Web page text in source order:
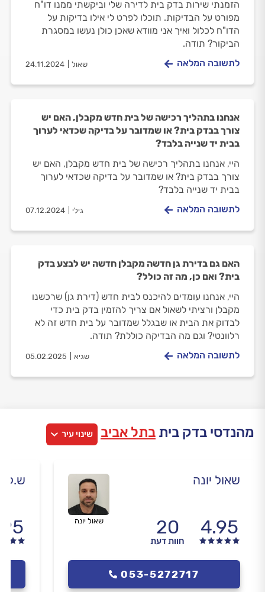
הזמנתי שירות בדק בית לדירה שלי וביקשתי ממנו דו"ח
מפורט על הבדיקות. תוכלו לפרט לי אילו בדיקות על
הדו"ח לכלול ואיך אני מוודא שאכן כולן נעשו במסגרת
הביקור? תודה.
שאול 24.11.2024 לתשובה המלאה
אנחנו בתהליך רכישה של בית חדש מקבלן, האם יש
צורך בבדק בית? או שמדובר על בדיקה שכדאי לערוך
בבית יד שנייה בלבד?
היי, אנחנו בתהליך רכישה של בית חדש מקבלן, האם יש
צורך בבדק בית? או שמדובר על בדיקה שכדאי לערוך
בבית יד שנייה בלבד?
גילי 07.12.2024 לתשובה המלאה
האם גם בדירת גן חדשה מקבלן חדשה יש לבצע בדק
בית? ואם כן, מה זה כולל?
היי, אנחנו עומדים להיכנס לבית חדש (דירת גן) שרכשנו
מקבלן ורציתי לשאול אם צריך להזמין בדק בית כדי
לבדוק את הבית או שבגלל שמדובר על בית חדש זה לא
רלוונטי? וגם מה הבדיקה כוללת? תודה.
שגיא 05.02.2025 לתשובה המלאה
מהנדסי בדק בית בתל אביב שינוי עיר
שאול יונה
4.95
20
חוות דעת
שאול יונה
053-5272717
ש.ל